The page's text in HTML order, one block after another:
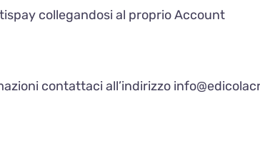
collegandosi al proprio Account
contattaci all’indirizzo